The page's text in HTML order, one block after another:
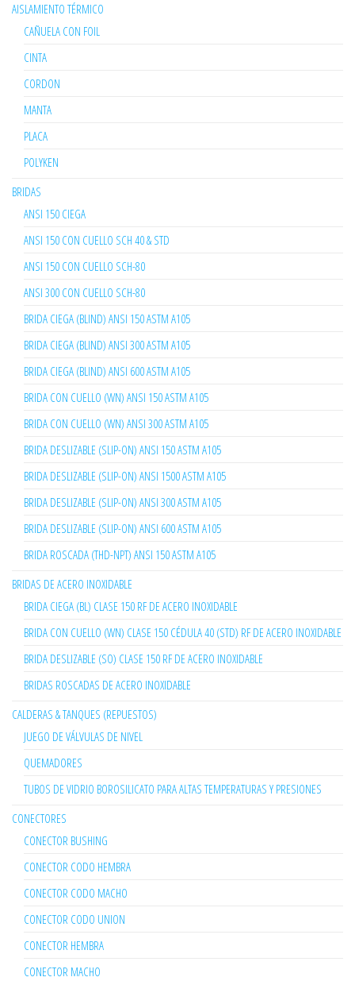
AISLAMIENTO TÉRMICO
CAÑUELA CON FOIL
CINTA
CORDON
MANTA
PLACA
POLYKEN
BRIDAS
ANSI 150 CIEGA
ANSI 150 CON CUELLO SCH 40 & STD
ANSI 150 CON CUELLO SCH-80
ANSI 300 CON CUELLO SCH-80
BRIDA CIEGA (BLIND) ANSI 150 ASTM A105
BRIDA CIEGA (BLIND) ANSI 300 ASTM A105
BRIDA CIEGA (BLIND) ANSI 600 ASTM A105
BRIDA CON CUELLO (WN) ANSI 150 ASTM A105
BRIDA CON CUELLO (WN) ANSI 300 ASTM A105
BRIDA DESLIZABLE (SLIP-ON) ANSI 150 ASTM A105
BRIDA DESLIZABLE (SLIP-ON) ANSI 1500 ASTM A105
BRIDA DESLIZABLE (SLIP-ON) ANSI 300 ASTM A105
BRIDA DESLIZABLE (SLIP-ON) ANSI 600 ASTM A105
BRIDA ROSCADA (THD-NPT) ANSI 150 ASTM A105
BRIDAS DE ACERO INOXIDABLE
BRIDA CIEGA (BL) CLASE 150 RF DE ACERO INOXIDABLE
BRIDA CON CUELLO (WN) CLASE 150 CÉDULA 40 (STD) RF DE ACERO INOXIDABLE
BRIDA DESLIZABLE (SO) CLASE 150 RF DE ACERO INOXIDABLE
BRIDAS ROSCADAS DE ACERO INOXIDABLE
CALDERAS & TANQUES (REPUESTOS)
JUEGO DE VÁLVULAS DE NIVEL
QUEMADORES
TUBOS DE VIDRIO BOROSILICATO PARA ALTAS TEMPERATURAS Y PRESIONES
CONECTORES
CONECTOR BUSHING
CONECTOR CODO HEMBRA
CONECTOR CODO MACHO
CONECTOR CODO UNION
CONECTOR HEMBRA
CONECTOR MACHO